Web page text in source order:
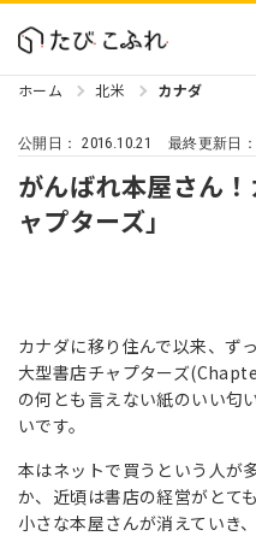
ホーム 北米 カナダ
公開日：2016.10.21 最終更新日：
がんばれ本屋さん
ャプターズ」
カナダに移り住んで以来、ず
大型書店チャプターズ
の何とも言えない紙のいい匂
いです。
本はネットで買うという人が
か、近頃は書店の経営がとて
小さな本屋さんが消えていき